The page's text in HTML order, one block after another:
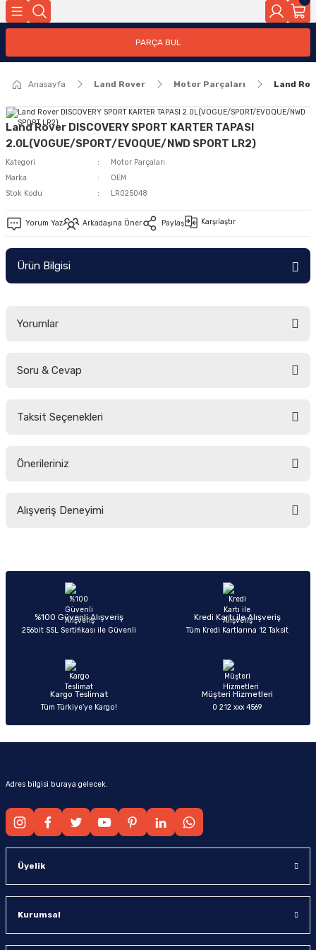
PARÇA BUL
Anasayfa Land Rover Motor Parçaları Land
Land Rover DISCOVERY SPORT KARTER TAPASI
2.0L(VOGUE/SPORT/EVOQUE/NWD SPORT LR2)
Kategori
Motor Parçaları
Marka
OEM
Stok Kodu
LR025048
Yorum Yaz Arkadaşına Öner Paylaş Karşılaştır
Ürün Bilgisi
Yorumlar
Soru & Cevap
Taksit Seçenekleri
Önerileriniz
yetersiz gördüğünüz noktaları öneri formunu kullanarak tarafımıza
Ürün açıklamasında eksik bilgiler bulunuyor.
Ürün bilgilerinde hatalar bulunuyor.
Ürün fiyatı diğer sitelerden daha pahalı.
Alışveriş Deneyimi
Sitemize ilk yorumu siz yapın!
%100 Güvenli Alışveriş
256bit SSL Sertifikası ile Güvenli
Kredi Kartı ile Alışveriş
Tüm Kredi Kartlarına 12 Taksit
Kargo Teslimat
Tüm Türkiye’ye Kargo!
Müşteri Hizmetleri
0 212 xxx 4569
Adres bilgisi buraya gelecek.
Üyelik
Kurumsal